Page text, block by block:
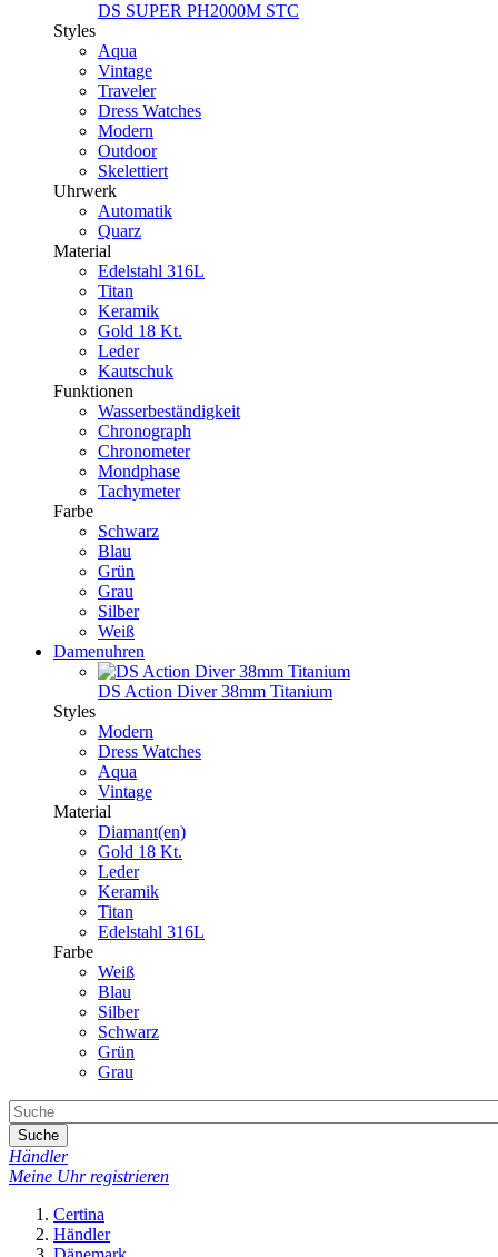
DS SUPER PH2000M STC
Styles
Aqua
Vintage
Traveler
Dress Watches
Modern
Outdoor
Skelettiert
Uhrwerk
Automatik
Quarz
Material
Edelstahl 316L
Titan
Keramik
Gold 18 Kt.
Leder
Kautschuk
Funktionen
Wasserbeständigkeit
Chronograph
Chronometer
Mondphase
Tachymeter
Farbe
Schwarz
Blau
Grün
Grau
Silber
Weiß
Damenuhren
DS Action Diver 38mm Titanium
Styles
Modern
Dress Watches
Aqua
Vintage
Material
Diamant(en)
Gold 18 Kt.
Leder
Keramik
Titan
Edelstahl 316L
Farbe
Weiß
Blau
Silber
Schwarz
Grün
Grau
Suche
Händler
Meine Uhr registrieren
Certina
Händler